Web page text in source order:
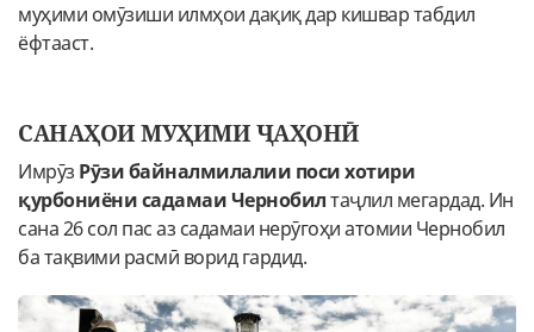
муҳими омӯзиши илмҳои дақиқ дар кишвар табдил
ёфтааст.
САНАҲОИ МУҲИМИ ҶАҲОНӢ
Имрӯз Рӯзи байналмилалии поси хотири
қурбониёни садамаи Чернобилтаҷлил мегардад. Ин
сана 26 сол пас аз садамаи нерӯгоҳи атомии Чернобил
ба тақвими расмӣ ворид гардид.